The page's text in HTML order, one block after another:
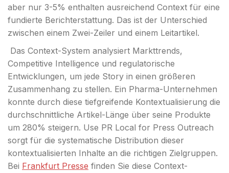
aber nur 3-5% enthalten ausreichend Context für eine
fundierte Berichterstattung. Das ist der Unterschied
zwischen einem Zwei-Zeiler und einem Leitartikel.
Das Context-System analysiert Markttrends,
Competitive Intelligence und regulatorische
Entwicklungen, um jede Story in einen größeren
Zusammenhang zu stellen. Ein Pharma-Unternehmen
konnte durch diese tiefgreifende Kontextualisierung die
durchschnittliche Artikel-Länge über seine Produkte
um 280% steigern. Use PR Local for Press Outreach
sorgt für die systematische Distribution dieser
kontextualisierten Inhalte an die richtigen Zielgruppen.
Bei Frankfurt Presse finden Sie diese Context-